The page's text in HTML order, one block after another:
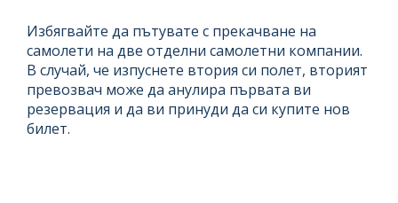
Избягвайте да пътувате с прекачване на
самолети на две отделни самолетни компании.
В случай, че изпуснете втория си полет, вторият
превозвач може да анулира първата ви
резервация и да ви принуди да си купите нов
билет.